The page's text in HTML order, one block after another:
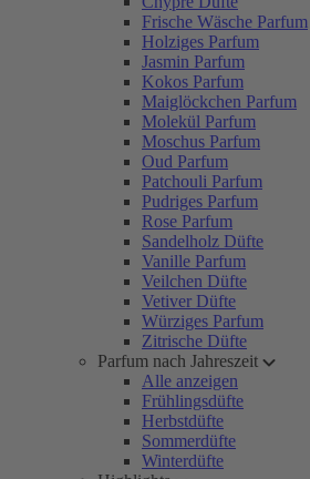
Frische Wäsche Parfum
Holziges Parfum
Jasmin Parfum
Kokos Parfum
Maiglöckchen Parfum
Molekül Parfum
Moschus Parfum
Oud Parfum
Patchouli Parfum
Pudriges Parfum
Rose Parfum
Sandelholz Düfte
Vanille Parfum
Veilchen Düfte
Vetiver Düfte
Würziges Parfum
Zitrische Düfte
Parfum nach Jahreszeit
Alle anzeigen
Frühlingsdüfte
Herbstdüfte
Sommerdüfte
Winterdüfte